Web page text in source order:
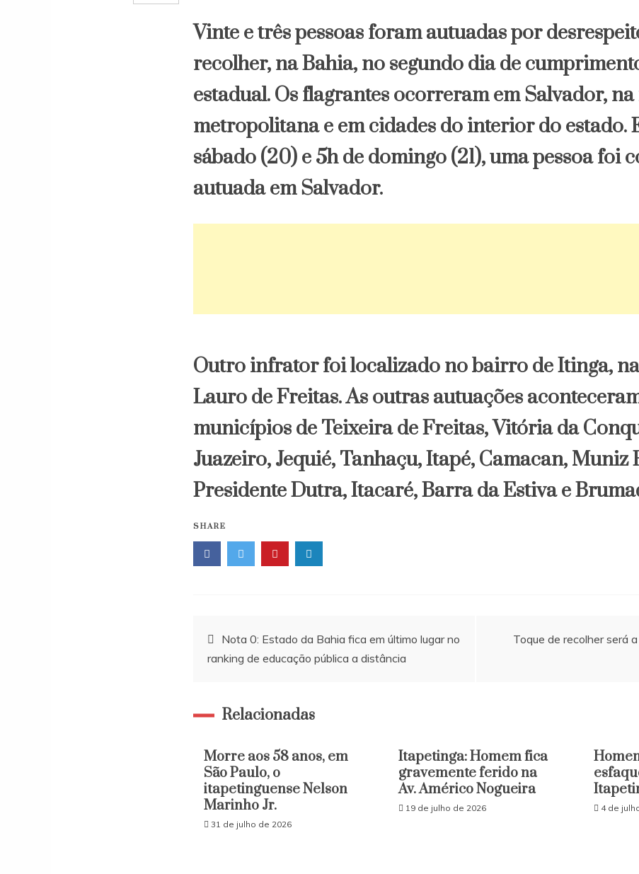
Vinte e três pessoas foram autuadas por
recolher, na Bahia, no segundo dia de
estadual. Os flagrantes ocorreram em Salvador,
metropolitana e em cidades do interior do estado.
sábado (20) e 5h de domingo (21), uma pessoa foi
autuada em Salvador.
Outro infrator foi localizado no bairro de Itinga,
Lauro de Freitas. As outras autuações
municípios de Teixeira de Freitas, Vitória da
Juazeiro, Jequié, Tanhaçu, Itapé, Camacan, Muniz
Presidente Dutra, Itacaré, Barra da Estiva e
SHARE
Navegação
de
Post
Nota 0: Estado da Bahia fica em último lugar no
ranking de educação pública a distância
Toque de recolher será
Relacionadas
Morre aos 58 anos, em
São Paulo, o
itapetinguense Nelson
Marinho Jr.
31 de julho de 2026
Itapetinga: Homem fica
gravemente ferido na
Av. Américo Nogueira
19 de julho de 2026 4 de